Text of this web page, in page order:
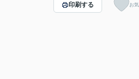
印刷する お